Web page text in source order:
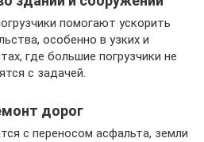
помогают ускорить
особенно в узких и
где большие погрузчики не
с задачей.
дорог
с переносом асфальта, земли